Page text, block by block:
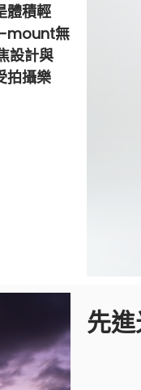
體積輕
mount無
設計與
拍攝樂
先